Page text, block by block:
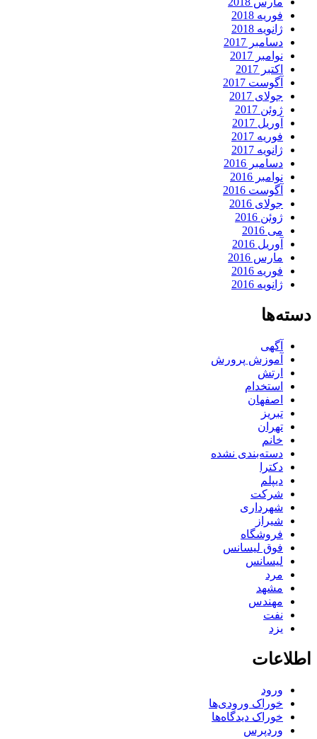
فوریه 2018
ژانویه 2018
دسامبر 2017
نوامبر 2017
اکتبر 2017
آگوست 2017
جولای 2017
ژوئن 2017
آوریل 2017
فوریه 2017
ژانویه 2017
دسامبر 2016
نوامبر 2016
آگوست 2016
جولای 2016
ژوئن 2016
می 2016
آوریل 2016
مارس 2016
فوریه 2016
ژانویه 2016
دسته‌ها
آگهی
آموزش پرورش
ارتش
استخدام
اصفهان
تبریز
تهران
خانم
دسته‌بندی نشده
دکترا
دیپلم
شرکت
شهرداری
شیراز
فروشگاه
فوق لیسانس
لیسانس
مرد
مشهد
مهندس
نفت
یزد
اطلاعات
ورود
خوراک ورودی‌ها
خوراک دیدگاه‌ها
وردپرس